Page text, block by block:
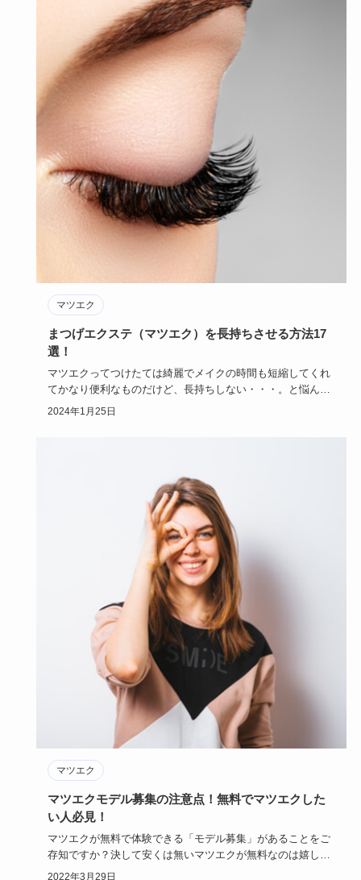
マツエク
まつげエクステ（マツエク）を長持ちさせる方法17
選！
マツエクってつけたては綺麗でメイクの時間も短縮してくれ
てかなり便利なものだけど、長持ちしない・・・。と悩んで
いる人もいます…
2024年1月25日
マツエク
マツエクモデル募集の注意点！無料でマツエクした
い人必見！
マツエクが無料で体験できる「モデル募集」があることをご
存知ですか？決して安くは無いマツエクが無料なのは嬉しい
けれど、実はマ…
2022年3月29日